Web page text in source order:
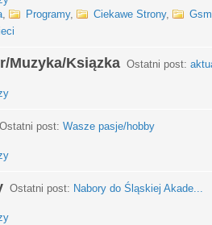
, Programy, Ciekawe Strony,
Gsm
Muzyka/Ksiązka Ostatni post:
post: Wasze pasje/hobby
Ostatni post: Nabory do Śląskiej Akade...